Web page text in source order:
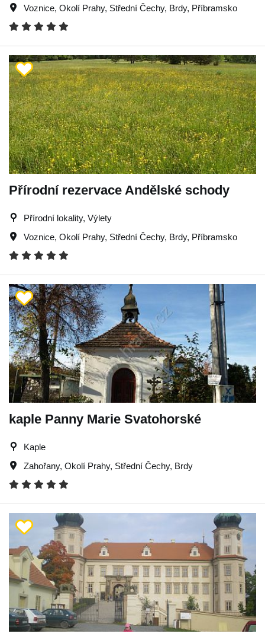
Voznice, Okolí Prahy, Střední Čechy, Brdy, Příbramsko
Přírodní rezervace Andělské schody
Přírodní lokality, Výlety
Voznice, Okolí Prahy, Střední Čechy, Brdy, Příbramsko
kaple Panny Marie Svatohorské
Kaple
Zahořany, Okolí Prahy, Střední Čechy, Brdy